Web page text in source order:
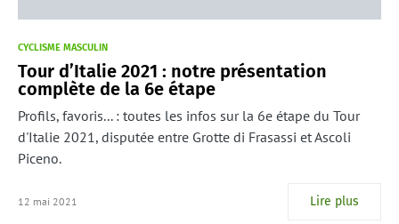
CYCLISME MASCULIN
Tour d’Italie 2021 : notre présentation
complète de la 6e étape
Profils, favoris... : toutes les infos sur la 6e étape du Tour
d'Italie 2021, disputée entre Grotte di Frasassi et Ascoli
Piceno.
12 mai 2021 Lire plus